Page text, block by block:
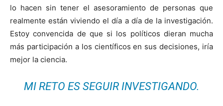
lo hacen sin tener el asesoramiento de personas que
realmente están viviendo el día a día de la investigación.
Estoy convencida de que si los políticos dieran mucha
más participación a los científicos en sus decisiones, iría
mejor la ciencia.
MI RETO ES SEGUIR INVESTIGANDO.